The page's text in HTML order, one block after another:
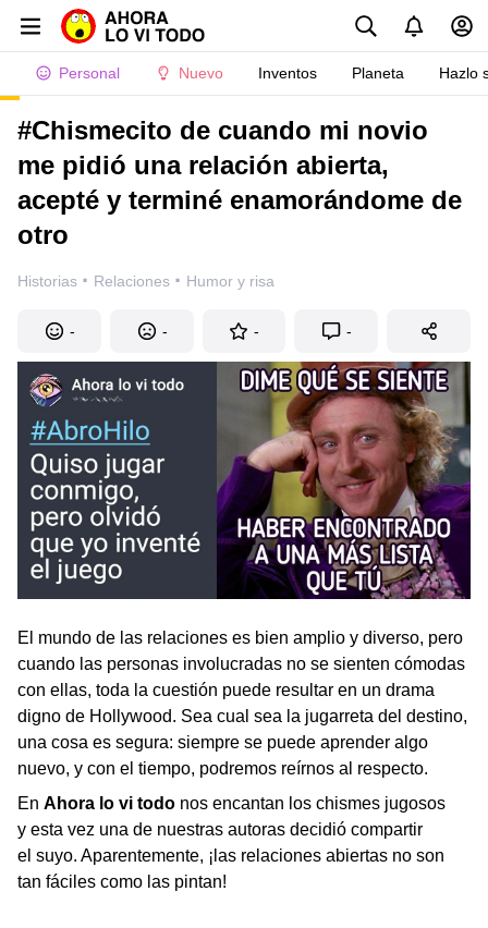
Personal Nuevo Inventos Planeta Hazlo
#Chismecito de cuando mi novio
me pidió una relación abierta,
acepté y terminé enamorándome de
otro
Historias · Relaciones · Humor y risa
- - - -
El mundo de las relaciones es bien amplio y diverso, pero
cuando las personas involucradas no se sienten cómodas
con ellas, toda la cuestión puede resultar en un drama
digno de Hollywood. Sea cual sea la jugarreta del destino,
una cosa es segura: siempre se puede aprender algo
nuevo, y con el tiempo, podremos reírnos al respecto.
En Ahora lo vi todo nos encantan los chismes jugosos
y esta vez una de nuestras autoras decidió compartir
el suyo. Aparentemente, ¡las relaciones abiertas no son
tan fáciles como las pintan!